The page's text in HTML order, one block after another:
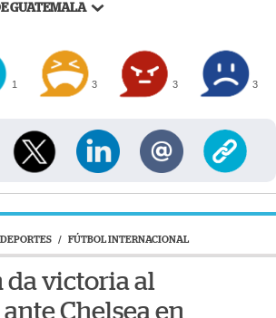
GUATEMALA
1 3 3 3
DEPORTES / FÚTBOL INTERNACIONAL
da victoria al
Chelsea en